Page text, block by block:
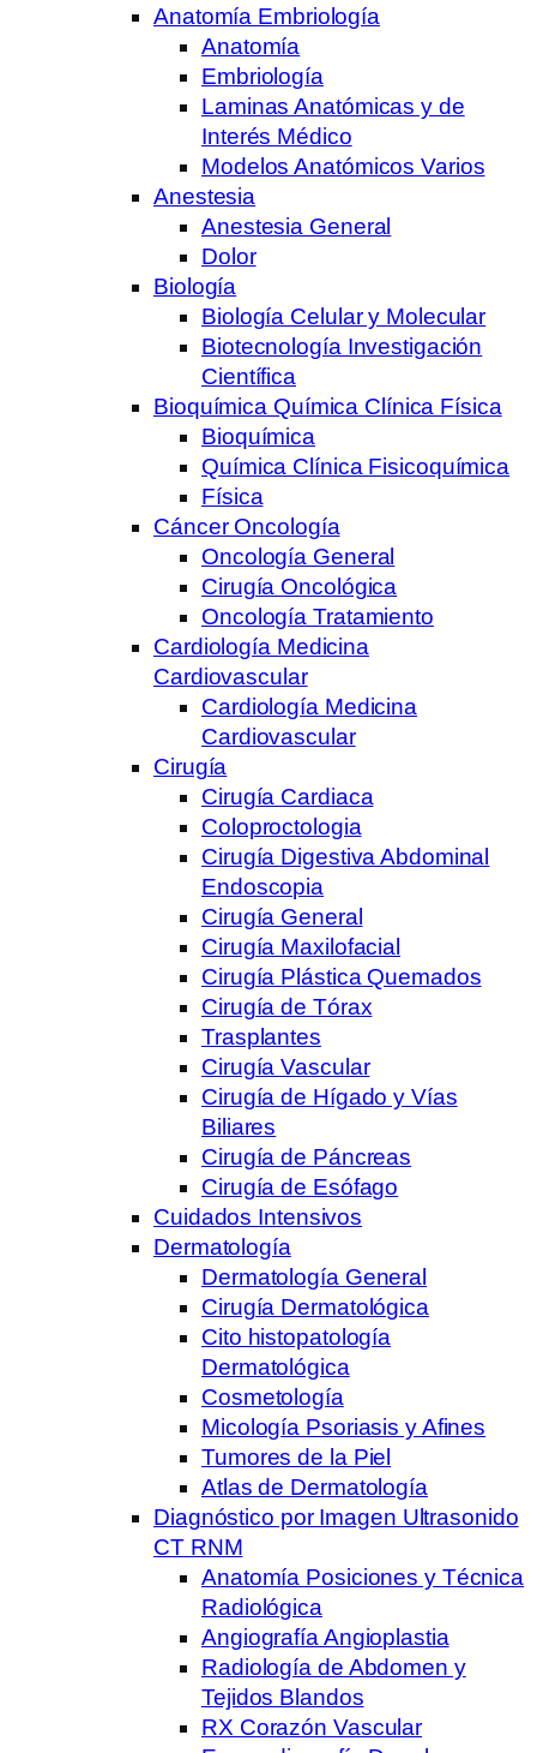
Anatomía Embriología
Anatomía
Embriología
Laminas Anatómicas y de
Interés Médico
Modelos Anatómicos Varios
Anestesia
Anestesia General
Dolor
Biología
Biología Celular y Molecular
Biotecnología Investigación
Científica
Bioquímica Química Clínica Física
Bioquímica
Química Clínica Fisicoquímica
Física
Cáncer Oncología
Oncología General
Cirugía Oncológica
Oncología Tratamiento
Cardiología Medicina
Cardiovascular
Cardiología Medicina
Cardiovascular
Cirugía
Cirugía Cardiaca
Coloproctologia
Cirugía Digestiva Abdominal
Endoscopia
Cirugía General
Cirugía Maxilofacial
Cirugía Plástica Quemados
Cirugía de Tórax
Trasplantes
Cirugía Vascular
Cirugía de Hígado y Vías
Biliares
Cirugía de Páncreas
Cirugía de Esófago
Cuidados Intensivos
Dermatología
Dermatología General
Cirugía Dermatológica
Cito histopatología
Dermatológica
Cosmetología
Micología Psoriasis y Afines
Tumores de la Piel
Atlas de Dermatología
Diagnóstico por Imagen Ultrasonido
CT RNM
Anatomía Posiciones y Técnica
Radiológica
Angiografía Angioplastia
Radiología de Abdomen y
Tejidos Blandos
RX Corazón Vascular